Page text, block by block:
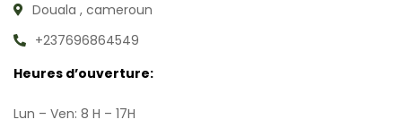
Douala , cameroun
+237696864549
Heures d’ouverture:
Lun – Ven: 8 H – 17H